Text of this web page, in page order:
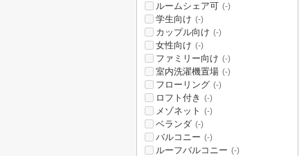
ルームシェア可 (-)
学生向け (-)
カップル向け (-)
女性向け (-)
ファミリー向け (-)
室内洗濯機置場 (-)
フローリング (-)
ロフト付き (-)
メゾネット (-)
ベランダ (-)
バルコニー (-)
ルーフバルコニー (-)